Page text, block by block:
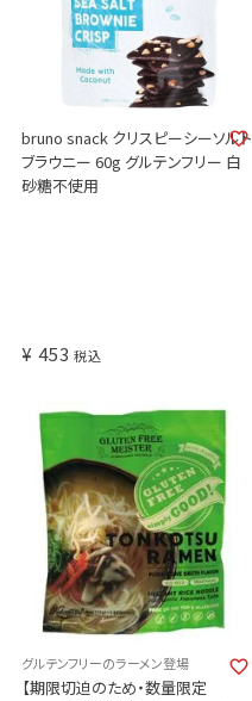
bruno snack クリスピーシーソルト
ブラウニー 60g グルテンフリー 白
砂糖不使用
¥ 453 税込
グルテンフリーのラーメン登場
【期限切迫のため・数量限定